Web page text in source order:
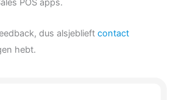
POS apps.
dus alsjeblieft contact
hebt.